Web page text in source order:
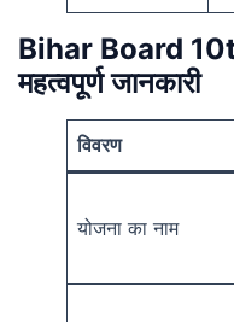
Bihar Board
महत्वपूर्ण जानकारी
विवरण
योजना का नाम